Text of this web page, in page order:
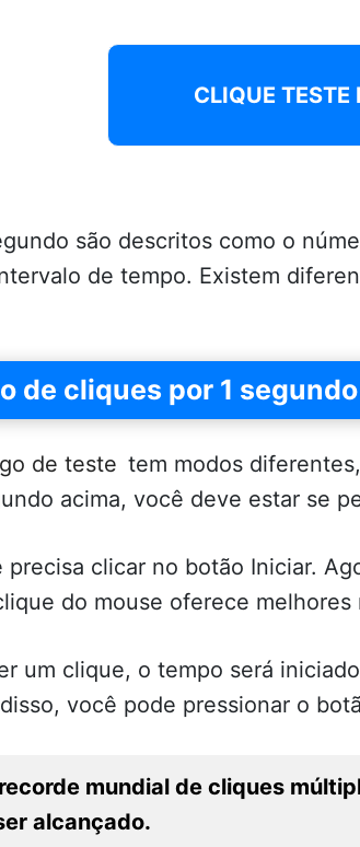
CLIQUE TESTE
são descritos como o
de tempo. Existem
de cliques por 1 segundo
de teste tem modos diferentes,
acima, você deve estar se
precisa clicar no botão Iniciar.
do mouse oferece
um clique, o tempo será
você pode pressionar o
mundial de cliques
alcançado.